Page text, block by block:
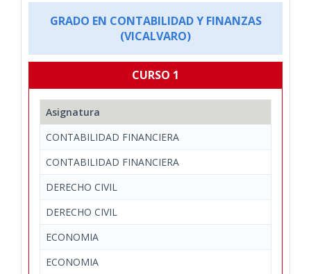
GRADO EN CONTABILIDAD Y FINANZAS
(VICALVARO)
CURSO 1
Asignatura
CONTABILIDAD FINANCIERA
CONTABILIDAD FINANCIERA
DERECHO CIVIL
DERECHO CIVIL
ECONOMIA
ECONOMIA